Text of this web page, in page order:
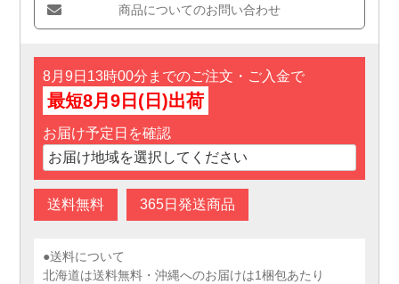
商品についてのお問い合わせ
8月9日13時00分までのご注文・ご入金で
最短8月9日(日)出荷
お届け予定日を確認
送料無料 365日発送商品
●送料について
北海道は送料無料・沖縄へのお届けは1梱包あたり